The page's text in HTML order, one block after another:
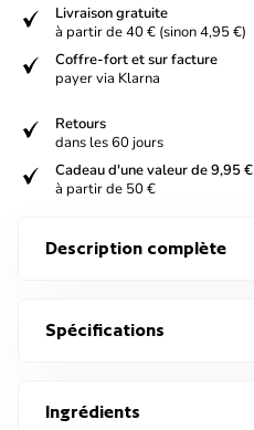
verified
Livraison gratuite
à partir de 40 € (sinon 4,95 €)
verified
Coffre-fort et sur facture
payer via Klarna
verified
Retours
dans les 60 jours
verified
Cadeau d'une valeur de 9,95 €
à partir de 50 €
Description complète
Spécifications
Ingrédients